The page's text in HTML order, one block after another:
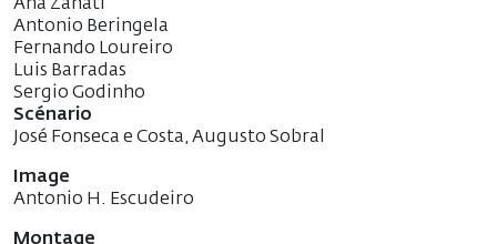
Ana Zanati
Antonio Beringela
Fernando Loureiro
Luis Barradas
Sergio Godinho
Scénario
José Fonseca e Costa, Augusto Sobral
Image
Antonio H. Escudeiro
Montage